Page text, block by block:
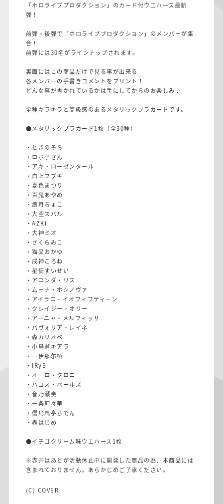
「ホロライブプロダクション」のカード付ウエハース最新
弾！
前弾・後弾で「ホロライブプロダクション」のメンバーが集
合！
前弾には30名がラインナップされます。
裏面にはこの商品だけで見る事が出来る
各メンバーの手書きコメントをプリント！
どんな事が書かれているかは手にしてからのお楽しみ♪
全種キラキラと高級感のあるメタリックプラカードです。
●メタリックプラカード1枚（全30種）
・ときのそら
・ロボ子さん
・アキ・ローゼンタール
・白上フブキ
・夏色まつり
・百鬼あやめ
・癒月ちょこ
・大空スバル
・AZKi
・大神ミオ
・さくらみこ
・猫又おかゆ
・戌神ころね
・星街すいせい
・アユンダ・リス
・ムーナ・ホシノヴァ
・アイラニ・イオフィフティーン
・クレイジー・オリー
・アーニャ・メルフィッサ
・パヴォリア・レイネ
・森カリオペ
・小鳥遊キアラ
・一伊那尓栖
・IRyS
・オーロ・クロニー
・ハコス・ベールズ
・音乃瀬奏
・一条莉々華
・儒烏風亭らでん
・轟はじめ
●イチゴクリーム味ウエハース1枚
※赤井はあとが活動休止中に開発した商品の為、本商品には
含まれておりません。あらかじめご了承ください。
(C) COVER